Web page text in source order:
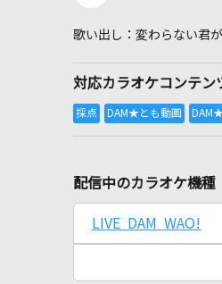
変わらない君
対応カラオケコンテン
配信中のカラオケ機種
LIVE DAM WAO!